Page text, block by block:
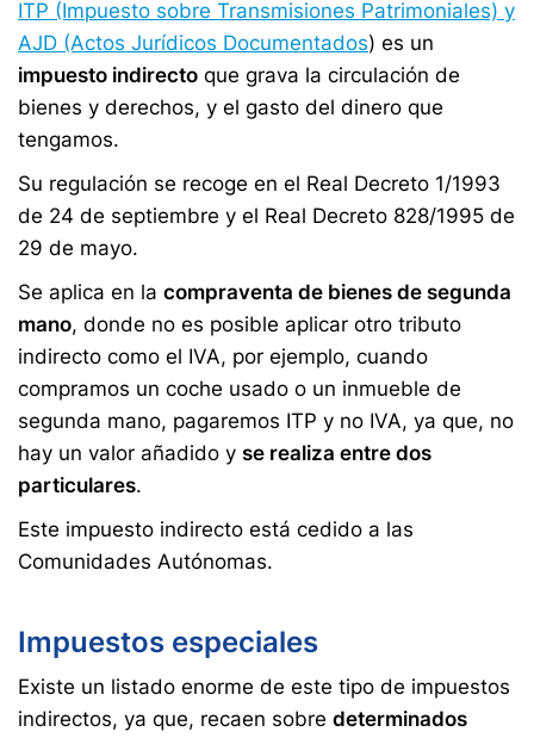
ITP (Impuesto sobre Transmisiones Patrimoniales) y
AJD (Actos Jurídicos Documentados) es un
impuesto indirecto que grava la circulación de
bienes y derechos, y el gasto del dinero que
tengamos.
Su regulación se recoge en el Real Decreto 1/1993
de 24 de septiembre y el Real Decreto 828/1995 de
29 de mayo.
Se aplica en la compraventa de bienes de segunda
mano, donde no es posible aplicar otro tributo
indirecto como el IVA, por ejemplo, cuando
compramos un coche usado o un inmueble de
segunda mano, pagaremos ITP y no IVA, ya que, no
hay un valor añadido y se realiza entre dos
particulares.
Este impuesto indirecto está cedido a las
Comunidades Autónomas.
Impuestos especiales
Existe un listado enorme de este tipo de impuestos
indirectos, ya que, recaen sobre determinados